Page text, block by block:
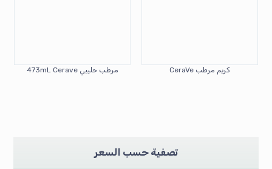
كريم مرطب CeraVe مرطب حليبي 473mL Cerave
تصفية حسب السعر